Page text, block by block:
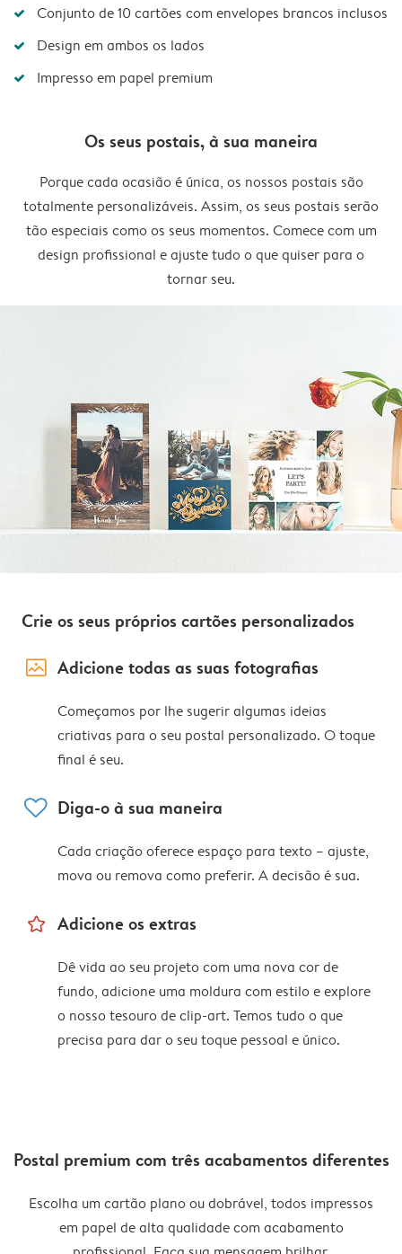
Conjunto de 10 cartões com envelopes brancos inclusos
Design em ambos os lados
Impresso em papel premium
Os seus postais, à sua maneira
Porque cada ocasião é única, os nossos postais são
totalmente personalizáveis. Assim, os seus postais serão
tão especiais como os seus momentos. Comece com um
design profissional e ajuste tudo o que quiser para o
tornar seu.
Crie os seus próprios cartões personalizados
image_placeholder Adicione todas as suas fotografias
Começamos por lhe sugerir algumas ideias
criativas para o seu postal personalizado. O toque
final é seu.
heart Diga-o à sua maneira
Cada criação oferece espaço para texto – ajuste,
mova ou remova como preferir. A decisão é sua.
star_outline Adicione os extras
Dê vida ao seu projeto com uma nova cor de
fundo, adicione uma moldura com estilo e explore
o nosso tesouro de clip-art. Temos tudo o que
precisa para dar o seu toque pessoal e único.
Postal premium com três acabamentos diferentes
Escolha um cartão plano ou dobrável, todos impressos
em papel de alta qualidade com acabamento